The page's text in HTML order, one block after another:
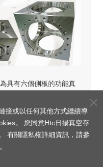
具有六個側板的功能真
接或以任何其他方式繼續導
。 您同意Htc日揚真空存
有關隱私權詳細資訊，請參
。